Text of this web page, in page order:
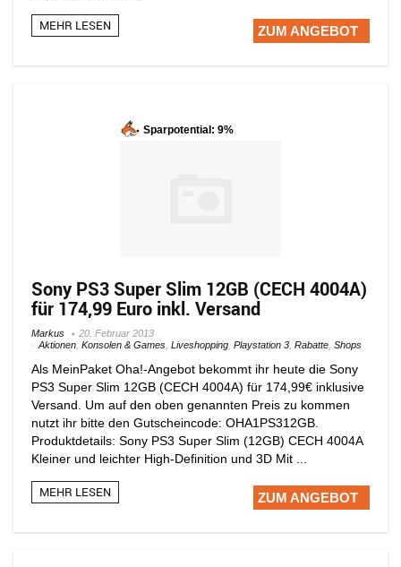
MEHR LESEN ZUM ANGEBOT
Sparpotential: 9%
Sony PS3 Super Slim 12GB (CECH 4004A)
für 174,99 Euro inkl. Versand
Markus
20. Februar 2013
Aktionen Konsolen & Games Liveshopping Playstation 3 Rabatte Shops
Als MeinPaket Oha!-Angebot bekommt ihr heute die Sony
PS3 Super Slim 12GB (CECH 4004A) für 174,99€ inklusive
Versand. Um auf den oben genannten Preis zu kommen
nutzt ihr bitte den Gutscheincode: OHA1PS312GB.
Produktdetails: Sony PS3 Super Slim (12GB) CECH 4004A
Kleiner und leichter High-Definition und 3D Mit ...
MEHR LESEN ZUM ANGEBOT